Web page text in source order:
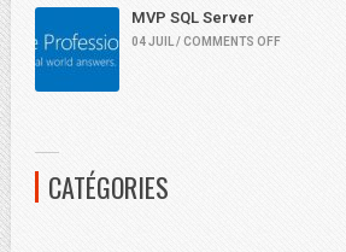
MVP SQL Server
04 JUIL / COMMENTS OFF
CATÉGORIES